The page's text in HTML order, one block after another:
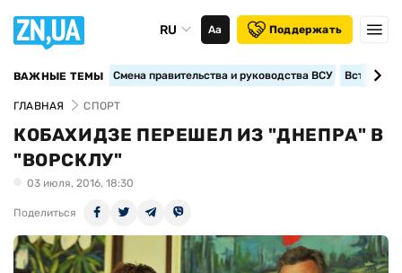
RU Аа Поддержать
ВАЖНЫЕ ТЕМЫ Смена правительства и руководства ВСУ
ГЛАВНАЯ СПОРТ
КОБАХИДЗЕ ПЕРЕШЕЛ ИЗ "ДНЕПРА" В
"ВОРСКЛУ"
03 июля, 2016, 18:30
Поделиться